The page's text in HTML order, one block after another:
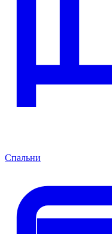
Спальни